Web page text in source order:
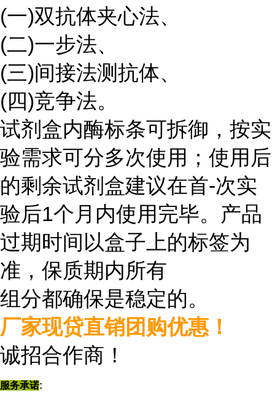
(一)双抗体夹心法、
(二)一步法、
(三)间接法测抗体、
(四)竞争法。
试剂盒内酶标条可拆御，按实
验需求可分多次使用；使用后
的剩余试剂盒建议在首-次实
验后1个月内使用完毕。产品
过期时间以盒子上的标签为
准，保质期内所有
组分都确保是稳定的。
厂家现贷直销团购优惠！
诚招合作商 ！
服务承诺: